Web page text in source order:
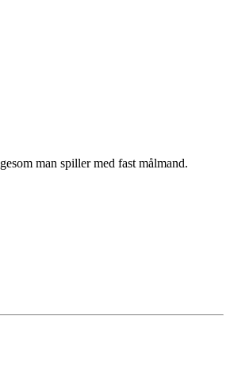
man spiller med fast målmand.